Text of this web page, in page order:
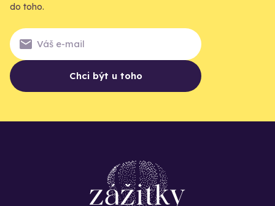
do toho.
Chci být u toho